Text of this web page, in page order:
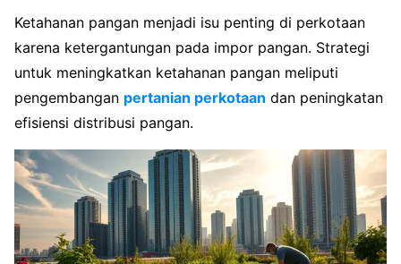
Ketahanan pangan menjadi isu penting di perkotaan
karena ketergantungan pada impor pangan. Strategi
untuk meningkatkan ketahanan pangan meliputi
pengembangan pertanian perkotaan dan peningkatan
efisiensi distribusi pangan.